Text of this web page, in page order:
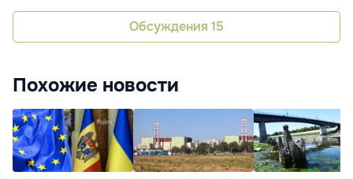
Обсуждения 15
Похожие новости